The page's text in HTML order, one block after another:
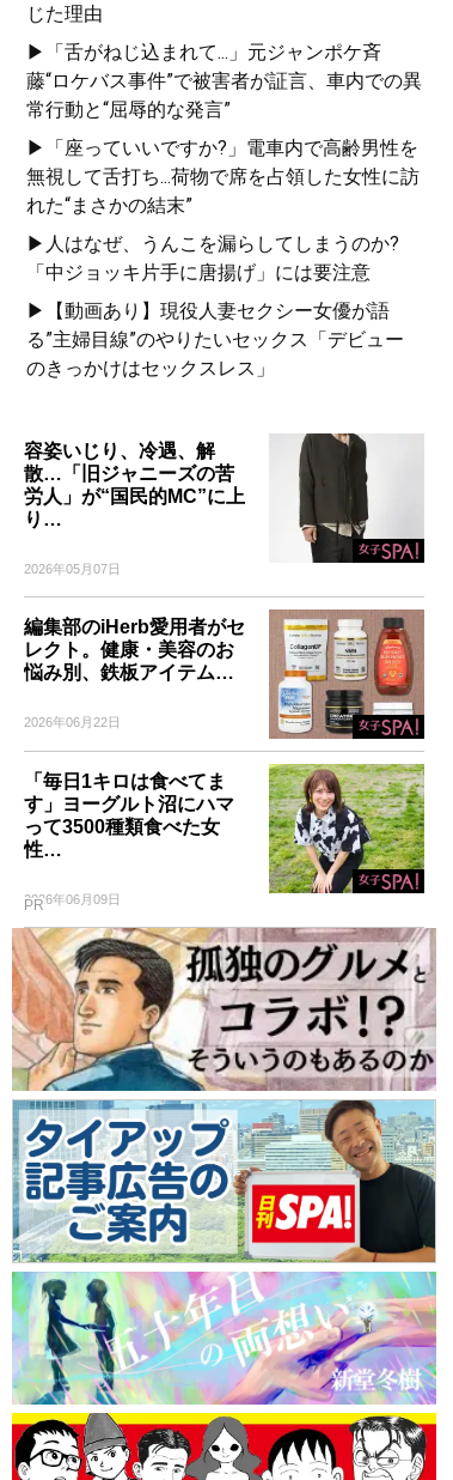
じた理由
▶「舌がねじ込まれて...」元ジャンポケ斉
藤“ロケバス事件”で被害者が証言、車内での異
常行動と“屈辱的な発言”
▶「座っていいですか?」電車内で高齢男性を
無視して舌打ち...荷物で席を占領した女性に訪
れた“まさかの結末”
▶人はなぜ、うんこを漏らしてしまうのか?
「中ジョッキ片手に唐揚げ」には要注意
▶【動画あり】現役人妻セクシー女優が語
る”主婦目線”のやりたいセックス「デビュー
のきっかけはセックスレス」
容姿いじり、冷遇、解
散…「旧ジャニーズの苦
労人」が“国民的MC”に上
り…
2026年05月07日
編集部のiHerb愛用者がセ
レクト。健康・美容のお
悩み別、鉄板アイテム…
2026年06月22日
「毎日1キロは食べてま
す」ヨーグルト沼にハマ
って3500種類食べた女
性…
2026年06月09日
PR